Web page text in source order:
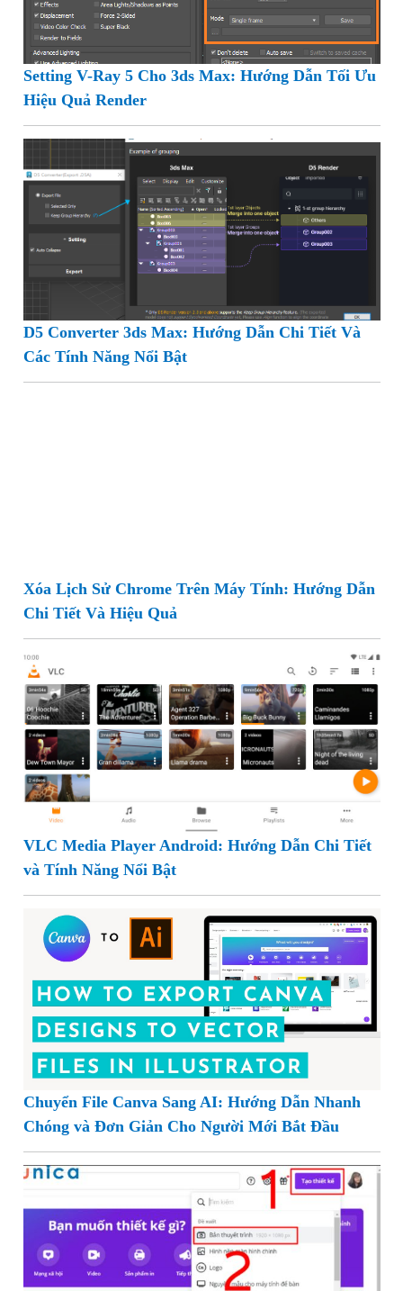
Setting V-Ray 5 Cho 3ds Max: Hướng Dẫn Tối Ưu
Hiệu Quả Render
D5 Converter 3ds Max: Hướng Dẫn Chi Tiết Và
Các Tính Năng Nổi Bật
Xóa Lịch Sử Chrome Trên Máy Tính: Hướng Dẫn
Chi Tiết Và Hiệu Quả
VLC Media Player Android: Hướng Dẫn Chi Tiết
và Tính Năng Nổi Bật
Chuyển File Canva Sang AI: Hướng Dẫn Nhanh
Chóng và Đơn Giản Cho Người Mới Bắt Đầu